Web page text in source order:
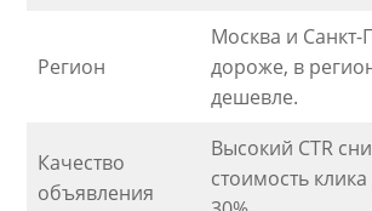
Регион
Москва и Санкт-
дороже, в
дешевле.
Качество
объявления
Высокий CTR
стоимость